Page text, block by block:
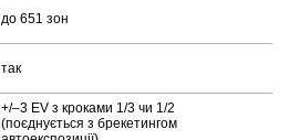
до 651 зон
так
+/–3 EV з кроками 1/3 чи 1/2
(поєднується з брекетингом